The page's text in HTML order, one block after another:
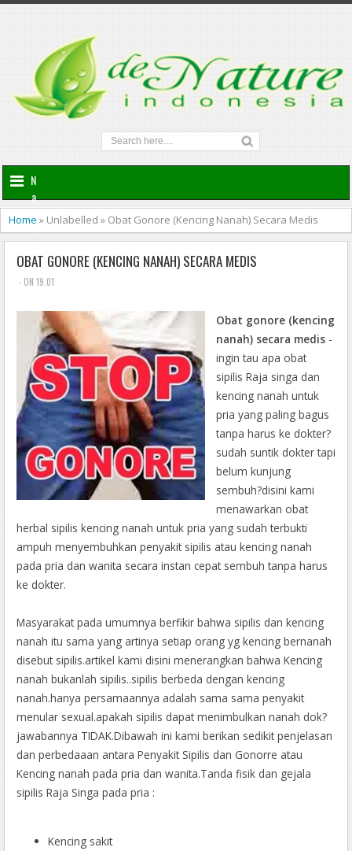
N
a
v
i
g
a
t
o
Home » Unlabelled » Obat Gonore (Kencing Nanah) Secara Medis
OBAT GONORE (KENCING NANAH) SECARA MEDIS
- ON 19.01
Obat gonore (kencing
nanah) secara medis-
ingin tau apa obat
sipilis Raja singa dan
kencing nanah untuk
pria yang paling bagus
tanpa harus ke dokter?
sudah suntik dokter tapi
belum kunjung
sembuh?disini kami
menawarkan obat
herbal sipilis kencing nanah untuk pria yang sudah terbukti
ampuh menyembuhkan penyakit sipilis atau kencing nanah
pada pria dan wanita secara instan cepat sembuh tanpa harus
ke dokter.
Masyarakat pada umumnya berfikir bahwa sipilis dan kencing
nanah itu sama yang artinya setiap orang yg kencing bernanah
disebut sipilis.artikel kami disini menerangkan bahwa Kencing
nanah bukanlah sipilis..sipilis berbeda dengan kencing
nanah.hanya persamaannya adalah sama sama penyakit
menular sexual.apakah sipilis dapat menimbulkan nanah dok?
jawabannya TIDAK.Dibawah ini kami berikan sedikit penjelasan
dan perbedaaan antara Penyakit Sipilis dan Gonorre atau
Kencing nanah pada pria dan wanita.Tanda fisik dan gejala
sipilis Raja Singa pada pria :
Kencing sakit